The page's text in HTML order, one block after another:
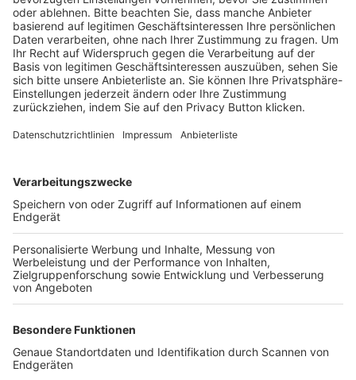
BFV-Geschäftsstellen
Trainerbörse
Login SpielPlus
FOLGE DEM BFV
TOP-VEREINE
TOP-PARTNER